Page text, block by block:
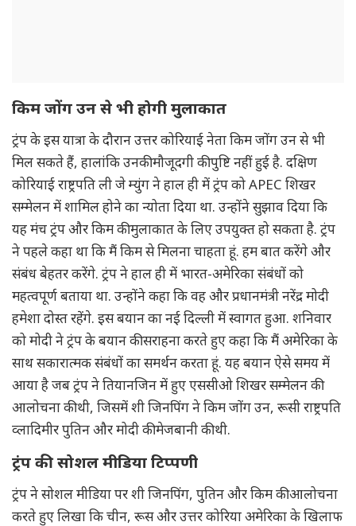
किम जोंग उन से भी होगी मुलाकात
ट्रंप के इस यात्रा के दौरान उत्तर कोरियाई नेता किम जोंग उन से भी
मिल सकते हैं, हालांकि उनकी मौजूदगी की पुष्टि नहीं हुई है. दक्षिण
कोरियाई राष्ट्रपति ली जे म्युंग ने हाल ही में ट्रंप को APEC शिखर
सम्मेलन में शामिल होने का न्योता दिया था. उन्होंने सुझाव दिया कि
यह मंच ट्रंप और किम की मुलाकात के लिए उपयुक्त हो सकता है. ट्रंप
ने पहले कहा था कि मैं किम से मिलना चाहता हूं. हम बात करेंगे और
संबंध बेहतर करेंगे. ट्रंप ने हाल ही में भारत-अमेरिका संबंधों को
महत्वपूर्ण बताया था. उन्होंने कहा कि वह और प्रधानमंत्री नरेंद्र मोदी
हमेशा दोस्त रहेंगे. इस बयान का नई दिल्ली में स्वागत हुआ. शनिवार
को मोदी ने ट्रंप के बयान की सराहना करते हुए कहा कि मैं अमेरिका के
साथ सकारात्मक संबंधों का समर्थन करता हूं. यह बयान ऐसे समय में
आया है जब ट्रंप ने तियानजिन में हुए एससीओ शिखर सम्मेलन की
आलोचना की थी, जिसमें शी जिनपिंग ने किम जोंग उन, रूसी राष्ट्रपति
व्लादिमीर पुतिन और मोदी की मेजबानी की थी.
ट्रंप की सोशल मीडिया टिप्पणी
ट्रंप ने सोशल मीडिया पर शी जिनपिंग, पुतिन और किम की आलोचना
करते हुए लिखा कि चीन, रूस और उत्तर कोरिया अमेरिका के खिलाफ